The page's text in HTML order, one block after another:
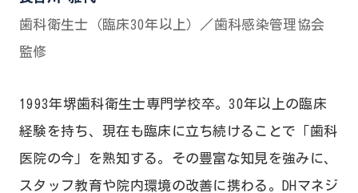
歯科衛生士（臨床30年以上）／歯科感染管理協会
監修
1993年堺歯科衛生士専門学校卒。30年以上の臨床
経験を持ち、現在も臨床に立ち続けることで「歯科
医院の今」を熟知する。その豊富な知見を強みに、
スタッフ教育や院内環境の改善に携わる。DHマネジ